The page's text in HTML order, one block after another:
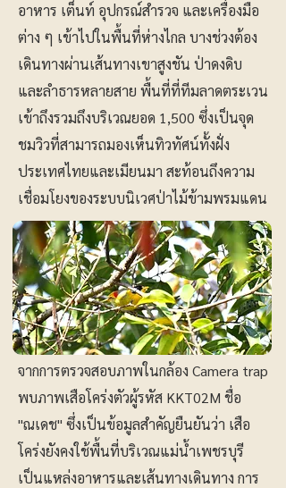
อาหาร เต็นท์ อุปกรณ์สำรวจ และเครื่องมือ
ต่าง ๆ เข้าไปในพื้นที่ห่างไกล บางช่วงต้อง
เดินทางผ่านเส้นทางเขาสูงชัน ป่าดงดิบ
และลำธารหลายสาย พื้นที่ที่ทีมลาดตระเวน
เข้าถึงรวมถึงบริเวณยอด 1,500 ซึ่งเป็นจุด
ชมวิวที่สามารถมองเห็นทิวทัศน์ทั้งฝั่ง
ประเทศไทยและเมียนมา สะท้อนถึงความ
เชื่อมโยงของระบบนิเวศป่าไม้ข้ามพรมแดน
จากการตรวจสอบภาพในกล้อง Camera trap
พบภาพเสือโคร่งตัวผู้รหัส KKT02M ชื่อ
"ณเดช" ซึ่งเป็นข้อมูลสำคัญยืนยันว่า เสือ
โคร่งยังคงใช้พื้นที่บริเวณแม่น้ำเพชรบุรี
เป็นแหล่งอาหารและเส้นทางเดินทาง การ